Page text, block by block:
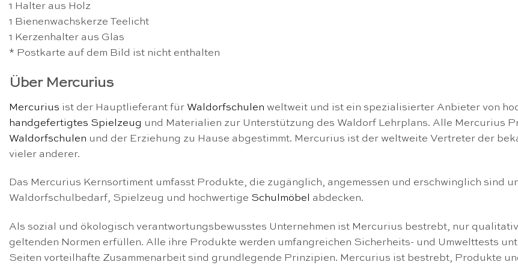
1 Halter aus Holz
1 Bienenwachskerze Teelicht
1 Kerzenhalter aus Glas
* Postkarte auf dem Bild ist nicht enthalten
Über Mercurius
Mercurius ist der Hauptlieferant für Waldorfschulen weltweit und ist ein spezialisierter Anbieter von
handgefertigtes Spielzeug und Materialien zur Unterstützung des Waldorf Lehrplans. Alle Mercurius
Waldorfschulen und der Erziehung zu Hause abgestimmt. Mercurius ist der weltweite Vertreter der
vieler anderer.
Das Mercurius Kernsortiment umfasst Produkte, die zugänglich, angemessen und erschwinglich sind
Waldorfschulbedarf, Spielzeug und hochwertige Schulmöbel abdecken.
Als sozial und ökologisch verantwortungsbewusstes Unternehmen ist Mercurius bestrebt, nur
geltenden Normen erfüllen. Alle ihre Produkte werden umfangreichen Sicherheits- und Umwelttests
Seiten vorteilhafte Zusammenarbeit sind grundlegende Prinzipien. Mercurius ist bestrebt, Produkte